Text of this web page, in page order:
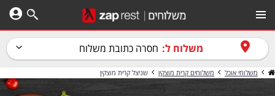
משלוח ל: חסרה כתובת משלוח
משלוחי אוכל משלוחים קרית מוצקין שניצל קרית מוצקין